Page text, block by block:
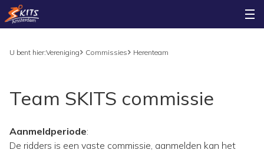
U bent hier:Vereniging Commissies Herenteam
Team SKITS commissie
Aanmeldperiode:
De ridders is een vaste commissie, aanmelden kan het